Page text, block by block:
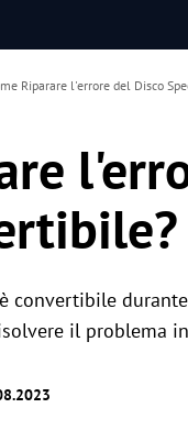
Riparare l'errore del Disco
convertibile
il problema